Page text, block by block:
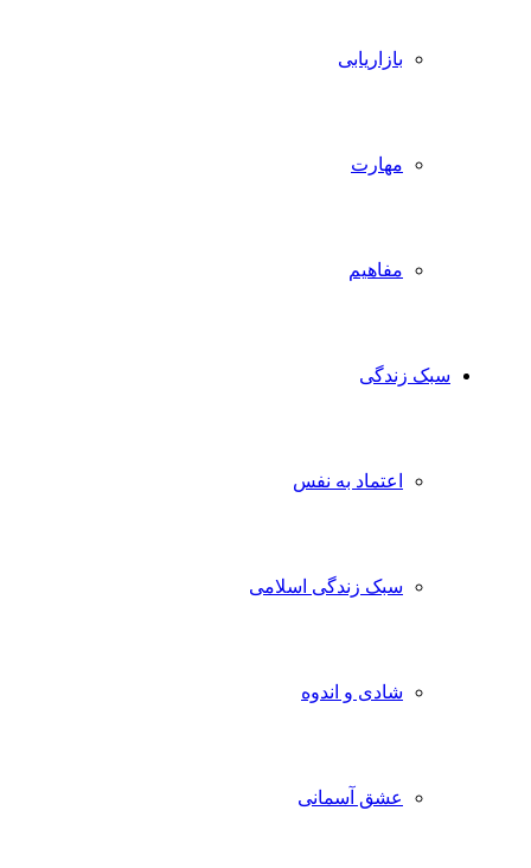
بازاریابی
مهارت
مفاهیم
سبک زندگی
اعتماد به نفس
سبک زندگی اسلامی
شادی و اندوه
عشق آسمانی